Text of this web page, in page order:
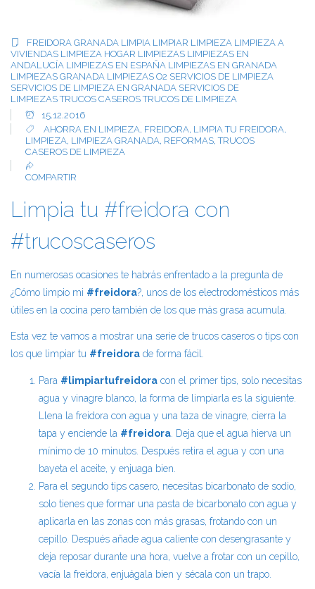
FREIDORA GRANADA LIMPIA LIMPIAR LIMPIEZA LIMPIEZA A
VIVIENDAS LIMPIEZA HOGAR LIMPIEZAS LIMPIEZAS EN
ANDALUCÍA LIMPIEZAS EN ESPAÑA LIMPIEZAS EN GRANADA
LIMPIEZAS GRANADA LIMPIEZAS O2 SERVICIOS DE LIMPIEZA
SERVICIOS DE LIMPIEZA EN GRANADA SERVICIOS DE
LIMPIEZAS TRUCOS CASEROS TRUCOS DE LIMPIEZA
15.12.2016
AHORRA EN LIMPIEZA, FREIDORA, LIMPIA TU FREIDORA,
LIMPIEZA, LIMPIEZA GRANADA, REFORMAS,TRUCOS
CASEROS DE LIMPIEZA
COMPARTIR
Limpia tu #freidora con
#trucoscaseros
En numerosas ocasiones te habrás enfrentado a la pregunta de
¿Cómo limpio mi #freidora?, unos de los electrodomésticos más
útiles en la cocina pero también de los que más grasa acumula.
Esta vez te vamos a mostrar una serie de trucos caseros o tips con
los que limpiar tu #freidora de forma fácil.
Para #limpiartufreidora con el primer tips, solo necesitas
agua y vinagre blanco, la forma de limpiarla es la siguiente.
Llena la freidora con agua y una taza de vinagre, cierra la
tapa y enciende la #freidora . Deja que el agua hierva un
mínimo de 10 minutos. Después retira el agua y con una
bayeta el aceite, y enjuaga bien.
Para el segundo tips casero, necesitas bicarbonato de sodio,
solo tienes que formar una pasta de bicarbonato con agua y
aplicarla en las zonas con más grasas, frotando con un
cepillo. Después añade agua caliente con desengrasante y
deja reposar durante una hora, vuelve a frotar con un cepillo,
vacía la freidora, enjuágala bien y sécala con un trapo.